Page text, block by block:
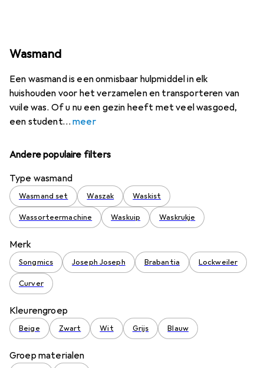
Wasmand
Een wasmand is een onmisbaar hulpmiddel in elk
huishouden voor het verzamelen en transporteren van
vuile was. Of u nu een gezin heeft met veel wasgoed,
een student
meer
Andere populaire filters
Type wasmand
Wasmand set Waszak Waskist
Wassorteermachine Waskuip Waskrukje
Merk
Songmics Joseph Joseph Brabantia Lockweiler
Curver
Kleurengroep
Beige Zwart Wit Grijs Blauw
Groep materialen